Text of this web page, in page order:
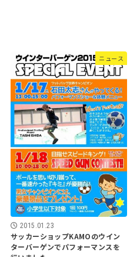
ニュース
2015.01.23
サッカーショップKAMOのウイン
ターバーゲンでパフォーマンスを